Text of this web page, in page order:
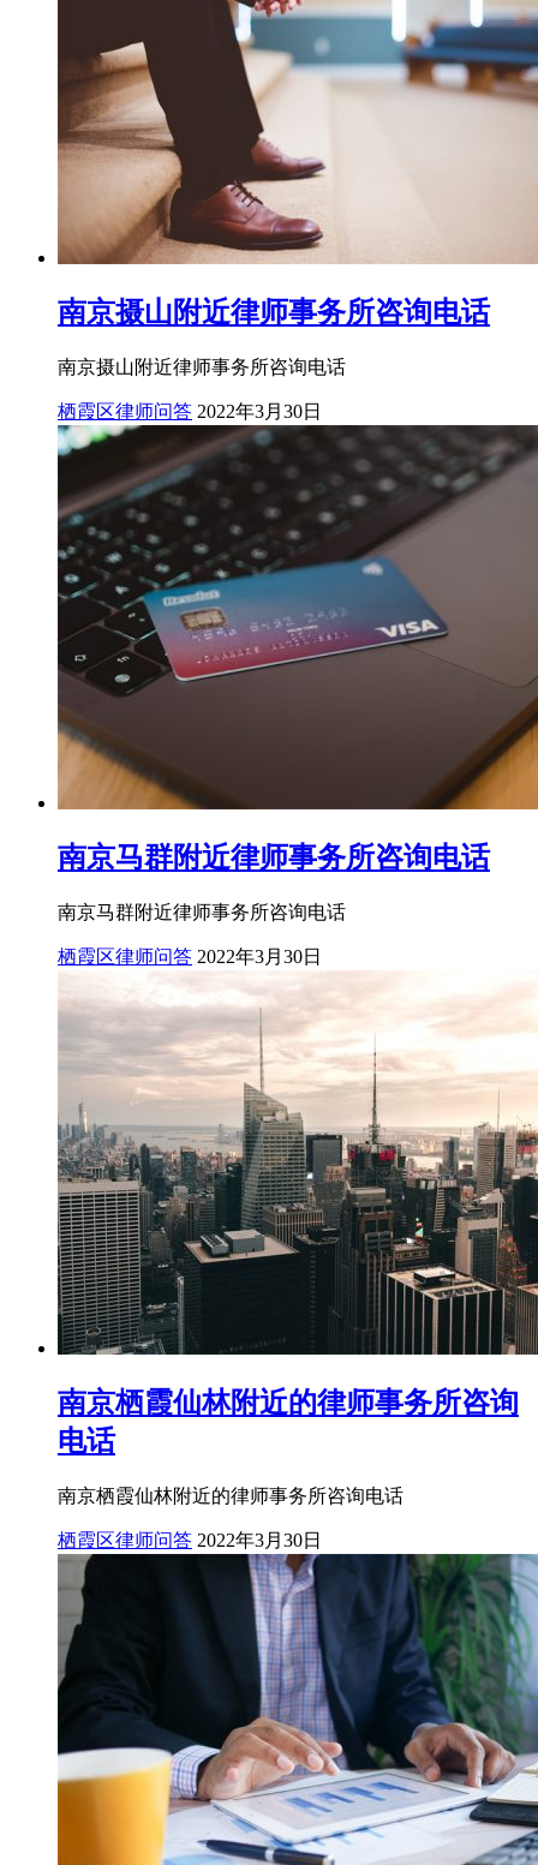
南京摄山附近律师事务所咨询电话
南京摄山附近律师事务所咨询电话
栖霞区律师问答 2022年3月30日
南京马群附近律师事务所咨询电话
南京马群附近律师事务所咨询电话
栖霞区律师问答 2022年3月30日
南京栖霞仙林附近的律师事务所咨询
电话
南京栖霞仙林附近的律师事务所咨询电话
栖霞区律师问答 2022年3月30日